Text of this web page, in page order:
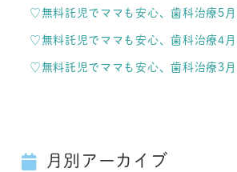
♡無料託児でママも安心、歯科治療5
♡無料託児でママも安心、歯科治療4
♡無料託児でママも安心、歯科治療3
月別アーカイブ